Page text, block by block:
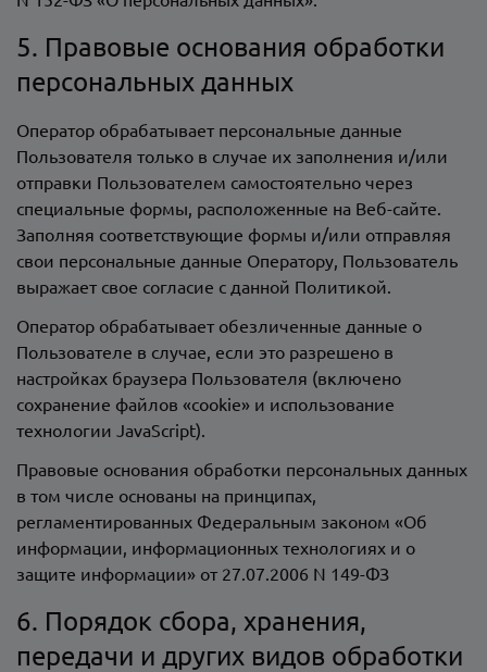
5. Правовые основания обработки
персональных данных
Оператор обрабатывает персональные данные
Пользователя только в случае их заполнения и/или
отправки Пользователем самостоятельно через
специальные формы, расположенные на Веб-сайте.
Заполняя соответствующие формы и/или отправляя
свои персональные данные Оператору, Пользователь
выражает свое согласие с данной Политикой.
Оператор обрабатывает обезличенные данные о
Пользователе в случае, если это разрешено в
настройках браузера Пользователя (включено
сохранение файлов «cookie» и использование
технологии JavaScript).
Правовые основания обработки персональных данных
в том числе основаны на принципах,
регламентированных Федеральным законом «Об
информации, информационных технологиях и о
защите информации» от 27.07.2006 N 149-ФЗ
6. Порядок сбора, хранения,
передачи и других видов обработки